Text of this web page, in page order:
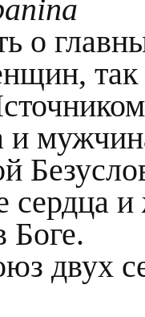
о
Боге.
двух